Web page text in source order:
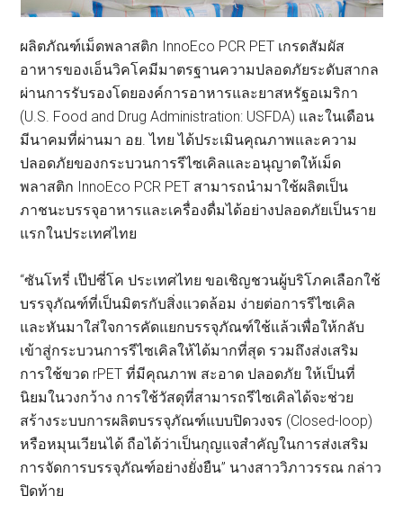
ผลิตภัณฑ์เม็ดพลาสติก InnoEco PCR PET เกรดสัมผัส
อาหารของเอ็นวิคโคมีมาตรฐานความปลอดภัยระดับสากล
ผ่านการรับรองโดยองค์การอาหารและยาสหรัฐอเมริกา
(U.S. Food and Drug Administration: USFDA) และในเดือน
มีนาคมที่ผ่านมา อย. ไทย ได้ประเมินคุณภาพและความ
ปลอดภัยของกระบวนการรีไซเคิลและอนุญาตให้เม็ด
พลาสติก InnoEco PCR PET สามารถนำมาใช้ผลิตเป็น
ภาชนะบรรจุอาหารและเครื่องดื่มได้อย่างปลอดภัยเป็นราย
แรกในประเทศไทย
“ซันโทรี่ เป๊ปซี่โค ประเทศไทย ขอเชิญชวนผู้บริโภคเลือกใช้
บรรจุภัณฑ์ที่เป็นมิตรกับสิ่งแวดล้อม ง่ายต่อการรีไซเคิล
และหันมาใส่ใจการคัดแยกบรรจุภัณฑ์ใช้แล้วเพื่อให้กลับ
เข้าสู่กระบวนการรีไซเคิลให้ได้มากที่สุด รวมถึงส่งเสริม
การใช้ขวด rPET ที่มีคุณภาพ สะอาด ปลอดภัย ให้เป็นที่
นิยมในวงกว้าง การใช้วัสดุที่สามารถรีไซเคิลได้จะช่วย
สร้างระบบการผลิตบรรจุภัณฑ์แบบปิดวงจร (Closed-loop)
หรือหมุนเวียนได้ ถือได้ว่าเป็นกุญแจสำคัญในการส่งเสริม
การจัดการบรรจุภัณฑ์อย่างยั่งยืน” นางสาววิภาวรรณ กล่าว
ปิดท้าย